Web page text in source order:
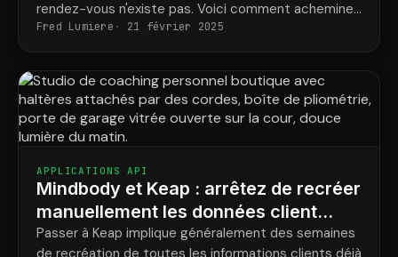
rendez-vous n'existe pas. Voici comment acheminer
correctement chaque consultation inter-sites dès
le départ.
Fred Lumiere 21 février 2025
APPLICATIONS API
Mindbody et Keap : arrêtez de recréer
manuellement les données client
dans Keap
Passer à Keap implique généralement des semaines
de recréation de toutes les informations clients déjà